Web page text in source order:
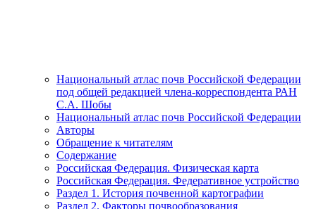
Национальный атлас почв Российской Федерации
под общей редакцией члена-корреспондента РАН
С.А. Шобы
Национальный атлас почв Российской Федерации
Авторы
Обращение к читателям
Содержание
Российская Федерация. Физическая карта
Российская Федерация. Федеративное устройство
Раздел 1. История почвенной картографии
Раздел 2. Факторы почвообразования